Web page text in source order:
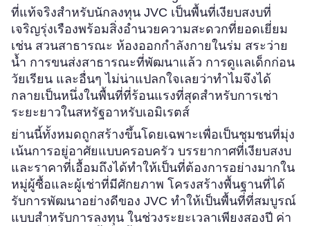
ที่แท้จริงสำหรับนักลงทุน JVC เป็นพื้นที่เงียบสงบที่
เจริญรุ่งเรืองพร้อมสิ่งอำนวยความสะดวกที่ยอดเยี่ยม
เช่น สวนสาธารณะ ห้องออกกำลังกายในร่ม สระว่าย
น้ำ การขนส่งสาธารณะที่พัฒนาแล้ว การดูแลเด็กก่อน
วัยเรียน และอื่นๆ ไม่น่าแปลกใจเลยว่าทำไมจึงได้
กลายเป็นหนึ่งในพื้นที่ที่ร้อนแรงที่สุดสำหรับการเช่า
ระยะยาวในสหรัฐอาหรับเอมิเรตส์
ย่านนี้ทั้งหมดถูกสร้างขึ้นโดยเฉพาะเพื่อเป็นชุมชนที่มุ่ง
เน้นการอยู่อาศัยแบบครอบครัว บรรยากาศที่เงียบสงบ
และราคาที่เอื้อมถึงได้ทำให้เป็นที่ต้องการอย่างมากใน
หมู่ผู้ซื้อและผู้เช่าที่มีศักยภาพ โครงสร้างพื้นฐานที่ได้
รับการพัฒนาอย่างดีของ JVC ทำให้เป็นพื้นที่ที่สมบูรณ์
แบบสำหรับการลงทุน ในช่วงระยะเวลาเพียงสองปี ค่า